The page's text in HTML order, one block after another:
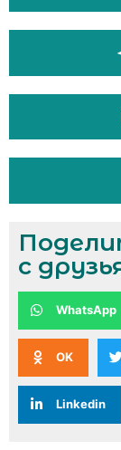
с
WhatsApp
OK
Linkedin